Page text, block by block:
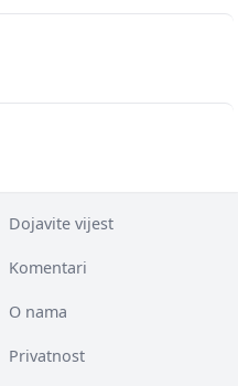
Dojavite vijest
Komentari
O nama
Privatnost